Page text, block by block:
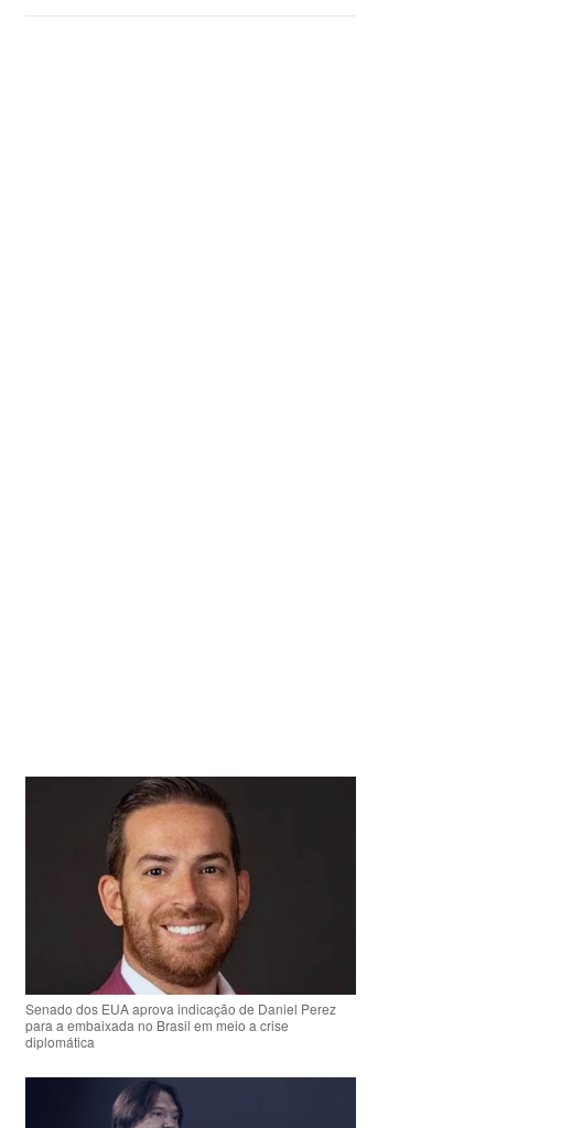
Senado dos EUA aprova indicação de Daniel Perez
para a embaixada no Brasil em meio a crise
diplomática